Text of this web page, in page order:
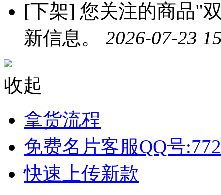
[下架] 您关注的商品"
新信息。 2026-07-23
收起
拿货流程
免费名片客服QQ号
快速上传新款